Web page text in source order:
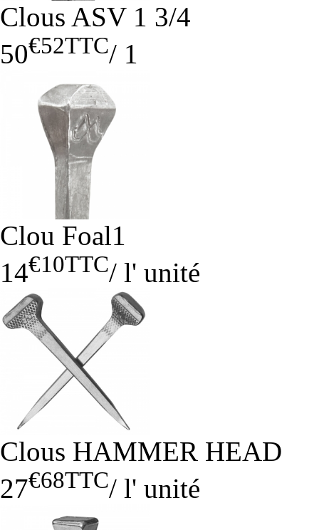
Clous ASV 1 3/4
50€52TTC/ 1
Clou Foal1
14€10TTC/ l' unité
Clous HAMMER HEAD
27€68TTC/ l' unité